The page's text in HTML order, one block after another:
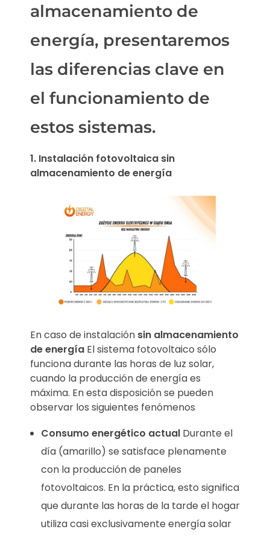
almacenamiento de
energía, presentaremos
las diferencias clave en
el funcionamiento de
estos sistemas.
1. Instalación fotovoltaica sin
almacenamiento de energía
En caso de instalación sin almacenamiento
de energía El sistema fotovoltaico sólo
funciona durante las horas de luz solar,
cuando la producción de energía es
máxima. En esta disposición se pueden
observar los siguientes fenómenos
Consumo energético actualDurante el
día (amarillo) se satisface plenamente
con la producción de paneles
fotovoltaicos. En la práctica, esto significa
que durante las horas de la tarde el hogar
utiliza casi exclusivamente energía solar